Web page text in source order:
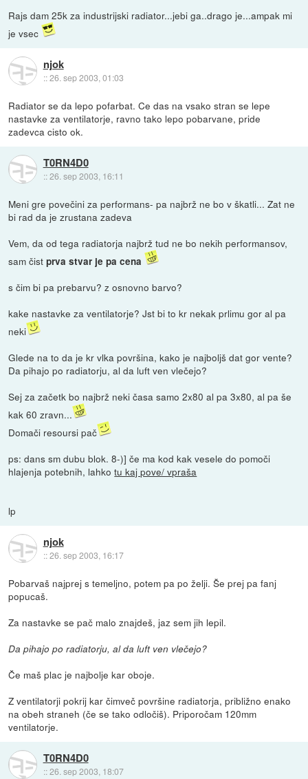
Rajs dam 25k za industrijski radiator...jebi ga..drago je...ampak mi
je vsec
njok
::26. sep 2003, 01:03
Radiator se da lepo pofarbat. Ce das na vsako stran se lepe
nastavke za ventilatorje, ravno tako lepo pobarvane, pride
zadevca cisto ok.
T0RN4D0
::26. sep 2003, 16:11
Meni gre povečini za performans- pa najbrž ne bo v škatli... Zat ne
bi rad da je zrustana zadeva
Vem, da od tega radiatorja najbrž tud ne bo nekih performansov,
sam čistprva stvar je pa cena
s čim bi pa prebarvu? z osnovno barvo?
kake nastavke za ventilatorje? Jst bi to kr nekak prlimu gor al pa
neki
Glede na to da je kr vlka površina, kako je najboljš dat gor vente?
Da pihajo po radiatorju, al da luft ven vlečejo?
Sej za začetk bo najbrž neki časa samo 2x80 al pa 3x80, al pa še
kak 60 zravn...
Domači resoursi pač
ps: dans sm dubu blok. 8-)] če ma kod kak vesele do pomoči
hlajenja potebnih, lahkotu kaj pove/ vpraša
lp
njok
::26. sep 2003, 16:17
Pobarvaš najprej s temeljno, potem pa po želji. Še prej pa fanj
popucaš.
Za nastavke se pač malo znajdeš, jaz sem jih lepil.
Da pihajo po radiatorju, al da luft ven vlečejo?
Če maš plac je najbolje kar oboje.
Z ventilatorji pokrij kar čimveč površine radiatorja, približno enako
na obeh straneh (če se tako odločiš). Priporočam 120mm
ventilatorje.
T0RN4D0
::26. sep 2003, 18:07